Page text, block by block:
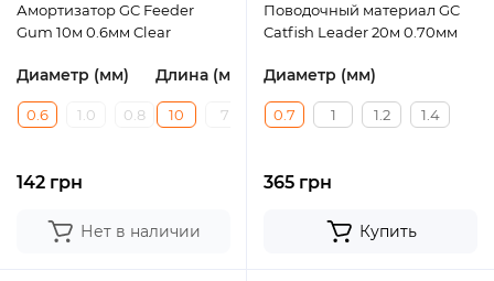
Амортизатор GC Feeder
Gum 10м 0.6мм Clear
Диаметр (мм)
0.6 1.0 0.8
Длина (м)
10 7 8
142 грн
Нет в наличии
Поводочный материал GC
Catfish Leader 20м 0.70мм
Диаметр (мм)
0.7 1 1.2 1.4
365 грн
Купить